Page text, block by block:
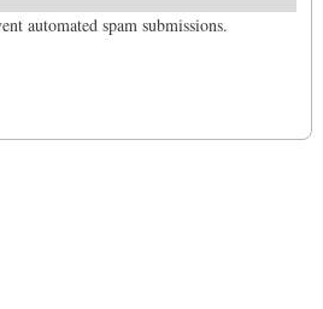
automated spam submissions.